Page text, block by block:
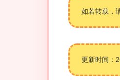
如若转载，
更新时间：